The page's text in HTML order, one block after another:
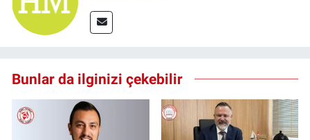
Bunlar da ilginizi çekebilir